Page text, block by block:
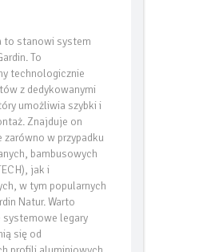
to stanowi system
To
technologicznie
z dedykowanymi
umożliwia szybki i
Znajduje on
w przypadku
bambusowych
jak i
w tym popularnych
Natur. Warto
legary